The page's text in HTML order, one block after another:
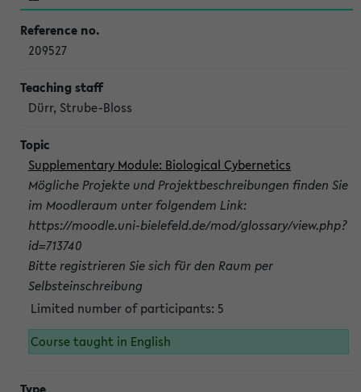
209527
Dürr, Strube-Bloss
Supplementary Module: Biological Cybernetics
Mögliche Projekte und Projektbeschreibungen finden Sie
im Moodleraum unter folgendem Link:
https://moodle.uni-bielefeld.de/mod/glossary/view.php?
id=713740
Bitte registrieren Sie sich für den Raum per
Selbsteinschreibung
Limited number of participants: 5
Course taught in English